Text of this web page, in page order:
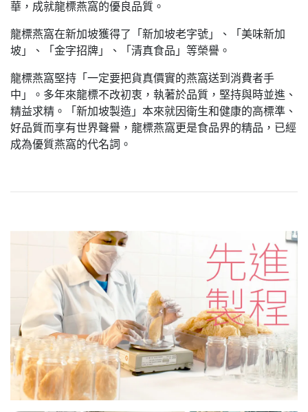
華，成就龍標燕窩的優良品質。
龍標燕窩在新加坡獲得了「新加坡老字號」、「美味新加
坡」、「金字招牌」、「清真食品」等榮譽。
龍標燕窩堅持「一定要把貨真價實的燕窩送到消費者手
中」。多年來龍標不改初衷，執著於品質，堅持與時並進、
精益求精。「新加坡製造」本來就因衛生和健康的高標準、
好品質而享有世界聲譽，龍標燕窩更是食品界的精品，已經
成為優質燕窩的代名詞。